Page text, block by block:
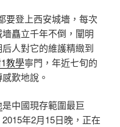
要登上西安城墻，每次
矗立千年不倒，闡明
人對它的維護精緻到
教學寧門，年近七旬的
歎地說。
是中國現存範圍最巨
年2月15日晚，正在